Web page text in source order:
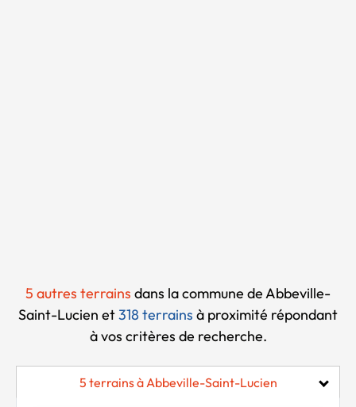
5 autres terrains dans la commune de Abbeville-
Saint-Lucien et318 terrains à proximité répondant
à vos critères de recherche.
5 terrains à Abbeville-Saint-Lucien